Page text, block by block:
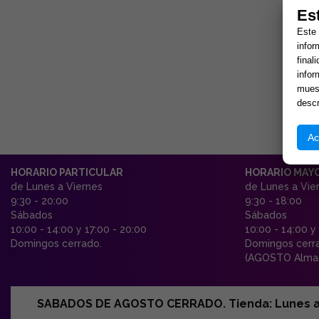
HORARIO PARTICULAR
de Lunes a Viernes
9:30 - 20:00
Sábados
10:00 - 14:00 y 17:00 - 20:00
Domingos cerrado.
HORARIO
de Lunes a
9:30 - 18:00
Sábados
10:00 - 14:00 y
Domingos
(AGOSTO
SABADOS DE AGOSTO CERRADO. Tienda:
Este